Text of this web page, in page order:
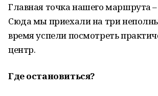
Главная точка нашего маршрута –
Сюда мы приехали на три
время успели посмотреть
центр.
Где остановиться?